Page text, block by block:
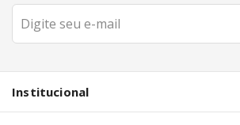
Institucional